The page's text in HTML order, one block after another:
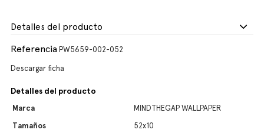
Detalles del producto
Referencia PW5659-002-052
Descargar ficha
Detalles del producto
Marca
MINDTHEGAP WALLPAPER
Tamaños
52x10